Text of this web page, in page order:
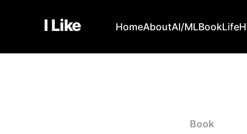
I Like HomeAboutAI/MLBookLife
Book